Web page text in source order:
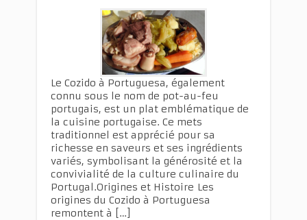
Le Cozido à Portuguesa, également
connu sous le nom de pot-au-feu
portugais, est un plat emblématique de
la cuisine portugaise. Ce mets
traditionnel est apprécié pour sa
richesse en saveurs et ses ingrédients
variés, symbolisant la générosité et la
convivialité de la culture culinaire du
Portugal.Origines et Histoire Les
origines du Cozido à Portuguesa
remontent à […]